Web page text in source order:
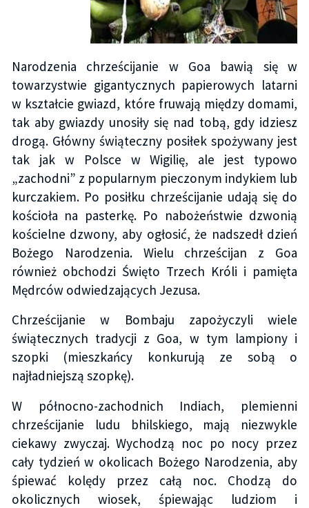
Narodzenia chrześcijanie w Goa bawią się w
towarzystwie gigantycznych papierowych latarni
w kształcie gwiazd, które fruwają między domami,
tak aby gwiazdy unosiły się nad tobą, gdy idziesz
drogą. Główny świąteczny posiłek spożywany jest
tak jak w Polsce w Wigilię, ale jest typowo
„zachodni” z popularnym pieczonym indykiem lub
kurczakiem. Po posiłku chrześcijanie udają się do
kościoła na pasterkę. Po nabożeństwie dzwonią
kościelne dzwony, aby ogłosić, że nadszedł dzień
Bożego Narodzenia. Wielu chrześcijan z Goa
również obchodzi Święto Trzech Króli i pamięta
Mędrców odwiedzających Jezusa.
Chrześcijanie w Bombaju zapożyczyli wiele
świątecznych tradycji z Goa, w tym lampiony i
szopki (mieszkańcy konkurują ze sobą o
najładniejszą szopkę).
W północno-zachodnich Indiach, plemienni
chrześcijanie ludu bhilskiego, mają niezwykle
ciekawy zwyczaj. Wychodzą noc po nocy przez
cały tydzień w okolicach Bożego Narodzenia, aby
śpiewać kolędy przez całą noc. Chodzą do
okolicznych wiosek, śpiewając ludziom i